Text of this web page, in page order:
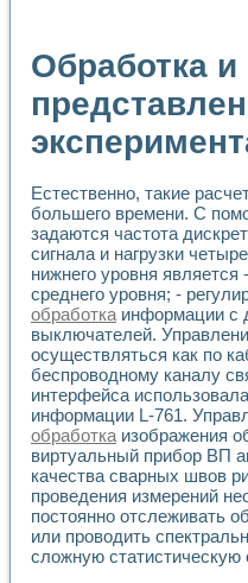
Применение NI
Управление
Определение
Система
Применение
Разработка
Установка для
Исследование
Лабораторный
Микрозондовая
Метод
Промышленная
Автоматизация
Использование
Исследование
Применение
Разработка
Система
Система сбора
Обработка и
Естественно, такие
большего времени. С
задаются частота
сигнала и нагрузки
нижнего уровня
среднего уровня; -
обработкаинформации с
выключателей.
осуществляться как по
беспроводному каналу
интерфейса
информации L-761.
обработкаизображения
виртуальный прибор ВП
качества сварных швов
проведения измерений
постоянно отслеживать
или проводить
сложную статистическую